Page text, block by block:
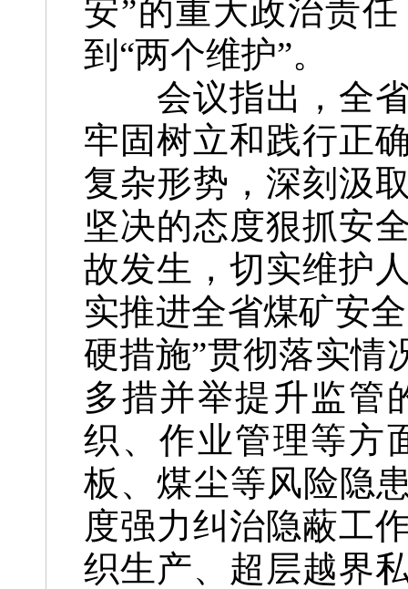
安”的重大政治责
到“两个维护”。
会议指出，全省
牢固树立和践行正
复杂形势，深刻汲
坚决的态度狠抓安
故发生，切实维护
实推进全省煤矿安
硬措施”贯彻落实情
多措并举提升监管
织、作业管理等方
板、煤尘等风险隐
度强力纠治隐蔽工
织生产、超层越界